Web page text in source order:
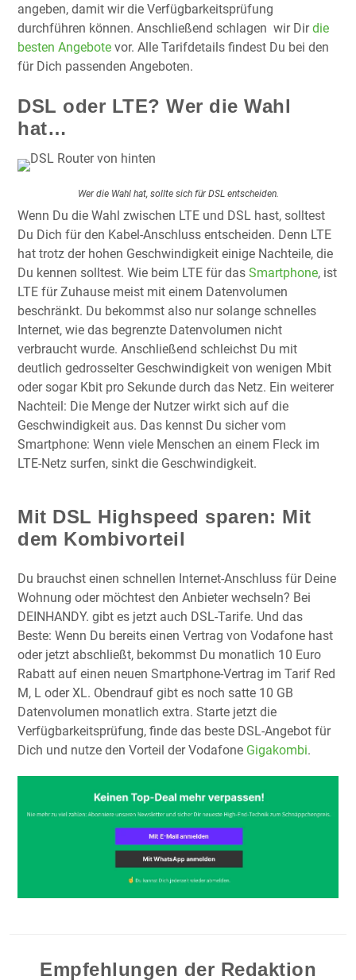
angeben, damit wir die Verfügbarkeitsprüfung
durchführen können. Anschließend schlagen wir Dirdie
besten Angebote vor. Alle Tarifdetails findest Du bei den
für Dich passenden Angeboten.
DSL oder LTE? Wer die Wahl
hat…
Wer die Wahl hat, sollte sich für DSL entscheiden.
Wenn Du die Wahl zwischen LTE und DSL hast, solltest
Du Dich für den Kabel-Anschluss entscheiden. Denn LTE
hat trotz der hohen Geschwindigkeit einige Nachteile, die
Du kennen solltest. Wie beim LTE für das Smartphone, ist
LTE für Zuhause meist mit einem Datenvolumen
beschränkt. Du bekommst also nur solange schnelles
Internet, wie das begrenzte Datenvolumen nicht
verbraucht wurde. Anschließend schleichst Du mit
deutlich gedrosselter Geschwindigkeit von wenigen Mbit
oder sogar Kbit pro Sekunde durch das Netz. Ein weiterer
Nachteil: Die Menge der Nutzer wirkt sich auf die
Geschwindigkeit aus. Das kennst Du sicher vom
Smartphone: Wenn viele Menschen an einem Fleck im
LTE-Netz surfen, sinkt die Geschwindigkeit.
Mit DSL Highspeed sparen: Mit
dem Kombivorteil
Du brauchst einen schnellen Internet-Anschluss für Deine
Wohnung oder möchtest den Anbieter wechseln? Bei
DEINHANDY. gibt es jetzt auch DSL-Tarife. Und das
Beste: Wenn Du bereits einen Vertrag von Vodafone hast
oder jetzt abschließt, bekommst Du monatlich 10 Euro
Rabatt auf einen neuen Smartphone-Vertrag im Tarif Red
M, L oder XL. Obendrauf gibt es noch satte 10 GB
Datenvolumen monatlich extra. Starte jetzt die
Verfügbarkeitsprüfung, finde das beste DSL-Angebot für
Dich und nutze den Vorteil der Vodafone Gigakombi.
Empfehlungen der Redaktion